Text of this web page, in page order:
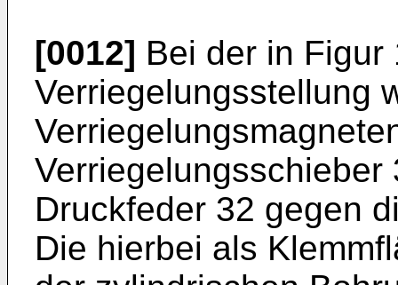
[0012] Bei der in
Verriegelungsstellung
Druckfeder 32 gegen
Die hierbei als